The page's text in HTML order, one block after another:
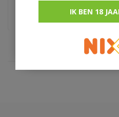
IK BEN 18